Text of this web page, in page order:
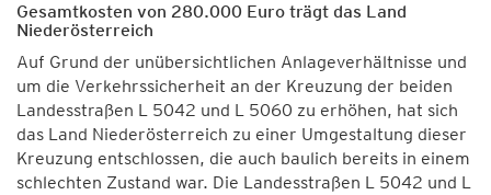
Gesamtkosten von 280.000 Euro trägt das Land
Niederösterreich
Auf Grund der unübersichtlichen Anlageverhältnisse und
um die Verkehrssicherheit an der Kreuzung der beiden
Landesstraßen L 5042 und L 5060 zu erhöhen, hat sich
das Land Niederösterreich zu einer Umgestaltung dieser
Kreuzung entschlossen, die auch baulich bereits in einem
schlechten Zustand war. Die Landesstraßen L 5042 und L